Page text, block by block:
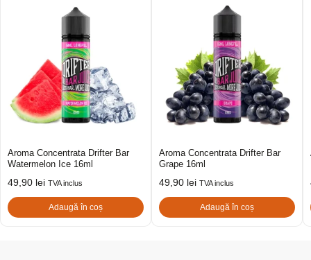
Aroma Concentrata Drifter Bar
Watermelon Ice 16ml
49,90 lei TVA inclus
Adaugă în coș
Aroma Concentrata Drifter Bar
Grape 16ml
49,90 lei TVA inclus
Adaugă în coș